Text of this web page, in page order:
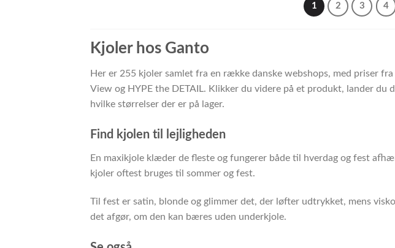
1 2 3 4
Kjoler hos Ganto
Her er 255 kjoler samlet fra en række danske webshops, med priser
View og HYPE the DETAIL. Klikker du videre på et produkt, lander
hvilke størrelser der er på lager.
Find kjolen til lejligheden
En maxikjole klæder de fleste og fungerer både til hverdag og fest
kjoler oftest bruges til sommer og fest.
Til fest er satin, blonde og glimmer det, der løfter udtrykket, mens
det afgør, om den kan bæres uden underkjole.